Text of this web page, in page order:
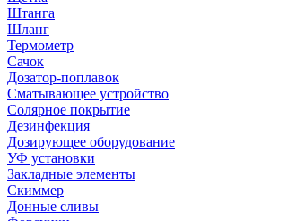
Штанга
Шланг
Термометр
Сачок
Дозатор-поплавок
Сматывающее устройство
Солярное покрытие
Дезинфекция
Дозирующее оборудование
УФ установки
Закладные элементы
Скиммер
Донные сливы